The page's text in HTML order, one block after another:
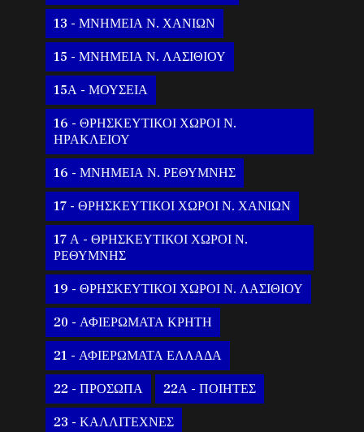
13 - ΜΝΗΜΕΙΑ Ν. ΧΑΝΙΩΝ
15 - ΜΝΗΜΕΙΑ Ν. ΛΑΣΙΘΙΟΥ
15Α - ΜΟΥΣΕΙΑ
16 - ΘΡΗΣΚΕΥΤΙΚΟΙ ΧΩΡΟΙ Ν.
ΗΡΑΚΛΕΙΟΥ
16 - ΜΝΗΜΕΙΑ Ν. ΡΕΘΥΜΝΗΣ
17 - ΘΡΗΣΚΕΥΤΙΚΟΙ ΧΩΡΟΙ Ν. ΧΑΝΙΩΝ
17 Α - ΘΡΗΣΚΕΥΤΙΚΟΙ ΧΩΡΟΙ Ν.
ΡΕΘΥΜΝΗΣ
19 - ΘΡΗΣΚΕΥΤΙΚΟΙ ΧΩΡΟΙ Ν. ΛΑΣΙΘΙΟΥ
20 - ΑΦΙΕΡΩΜΑΤΑ ΚΡΗΤΗ
21 - ΑΦΙΕΡΩΜΑΤΑ ΕΛΛΑΔΑ
22 - ΠΡΟΣΩΠΑ 22Α - ΠΟΙΗΤΕΣ
23 - ΚΑΛΛΙΤΕΧΝΕΣ